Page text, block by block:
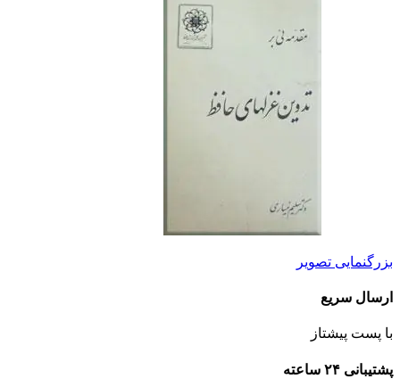
بزرگنمایی تصویر
ارسال سریع
با پست پیشتاز
پشتیبانی ۲۴ ساعته